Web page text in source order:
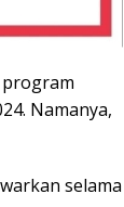
Namanya,
selama